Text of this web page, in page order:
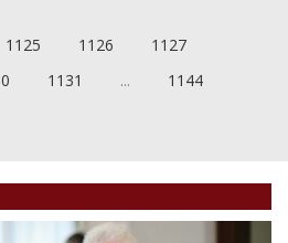
1125 1126
1127
1131 ...
1144